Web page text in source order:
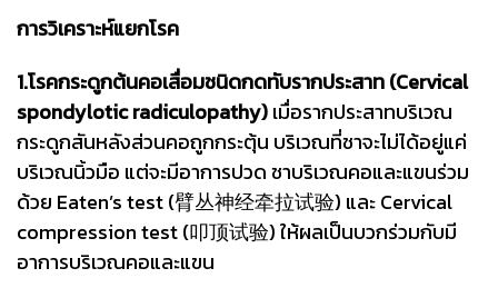
การวิเคราะห์แยกโรค
1.โรคกระดูกต้นคอเสื่อมชนิดกดทับรากประสาท (Cervical
spondylotic radiculopathy)เมื่อรากประสาทบริเวณ
กระดูกสันหลังส่วนคอถูกกระตุ้น บริเวณที่ชาจะไม่ได้อยู่แค่
บริเวณนิ้วมือ แต่จะมีอาการปวด ชาบริเวณคอและแขนร่วม
ด้วย Eaten’s test (臂丛神经牵拉试验) และ Cervical
compression test (叩顶试验) ให้ผลเป็นบวกร่วมกับมี
อาการบริเวณคอและแขน